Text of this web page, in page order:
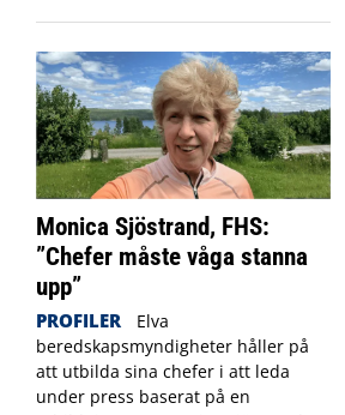
Monica Sjöstrand, FHS:
”Chefer måste våga stanna
upp”
PROFILER
Elva
beredskapsmyndigheter håller på
att utbilda sina chefer i att leda
under press baserat på en